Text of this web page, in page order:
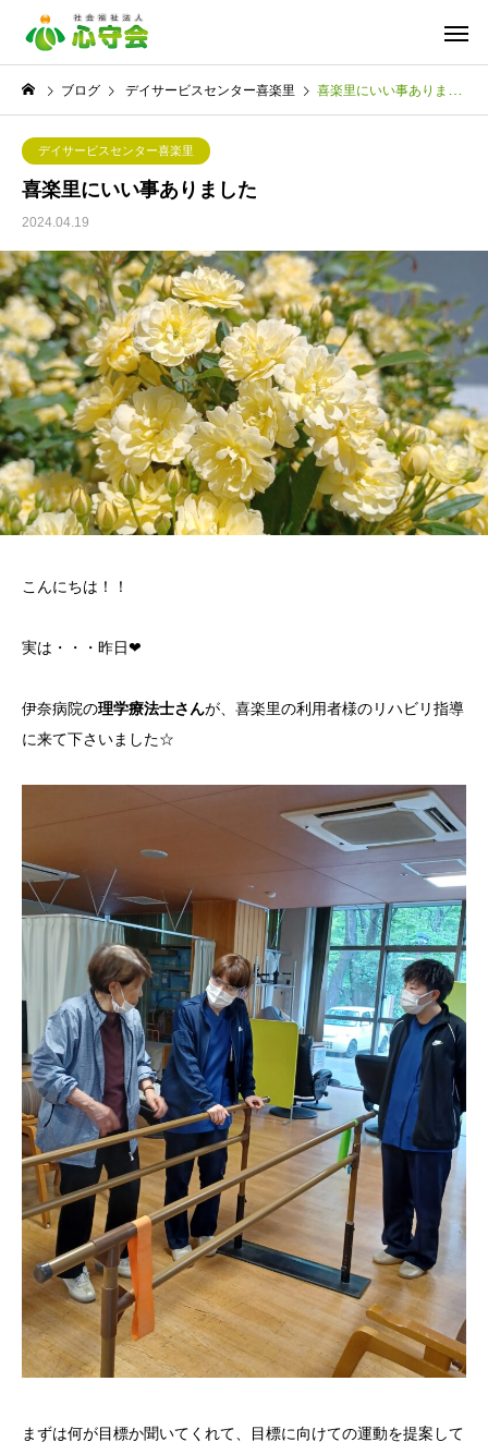
ブログ デイサービスセンター喜楽里 喜楽里にいい事ありました
デイサービスセンター喜楽里
喜楽里にいい事ありました
2024.04.19
こんにちは！！
実は・・・昨日❤
伊奈病院の理学療法士さんが、喜楽里の利用者様のリハビリ指導
に来て下さいました☆
まずは何が目標か聞いてくれて、目標に向けての運動を提案して